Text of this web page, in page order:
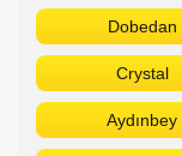
Dobedan
Crystal
Aydınbey